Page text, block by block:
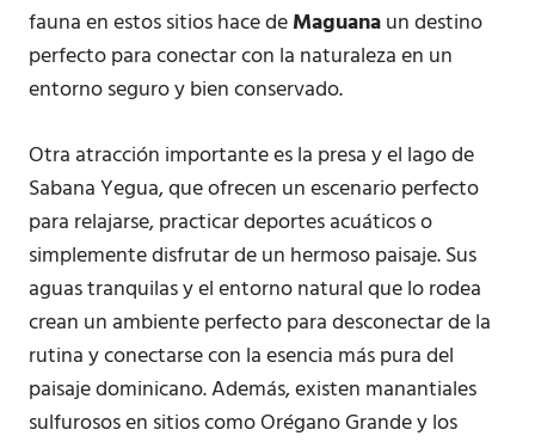
fauna en estos sitios hace deMaguanaun destino
perfecto para conectar con la naturaleza en un
entorno seguro y bien conservado.
Otra atracción importante es la presa y el lago de
Sabana Yegua, que ofrecen un escenario perfecto
para relajarse, practicar deportes acuáticos o
simplemente disfrutar de un hermoso paisaje. Sus
aguas tranquilas y el entorno natural que lo rodea
crean un ambiente perfecto para desconectar de la
rutina y conectarse con la esencia más pura del
paisaje dominicano. Además, existen manantiales
sulfurosos en sitios como Orégano Grande y los